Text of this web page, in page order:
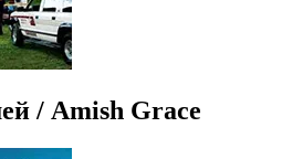
/ Amish Grace